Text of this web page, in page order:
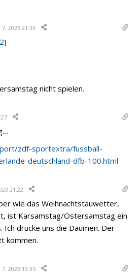
2023 21:33
)
nicht spielen.
zdf-sportextra/fussball-
deutschland-dfb-100.html
21:22
wie das Weihnachtstauwetter,
ist Karsamstag/Ostersamstag ein
drücke uns die Daumen. Der
kommen.
2023 19:35